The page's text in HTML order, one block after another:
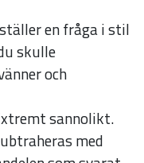
en fråga i stil
skulle
och
sannolikt.
med